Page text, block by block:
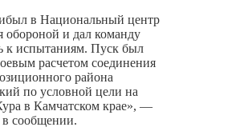
в Национальный центр
обороной и дал команду
к испытаниям. Пуск был
расчетом соединения
района
по условной цели на
в Камчатском крае», —
в сообщении.